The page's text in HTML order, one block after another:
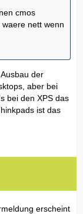
cmos
nett wenn
der
aber bei
bei den XPS das
ist das
erscheint